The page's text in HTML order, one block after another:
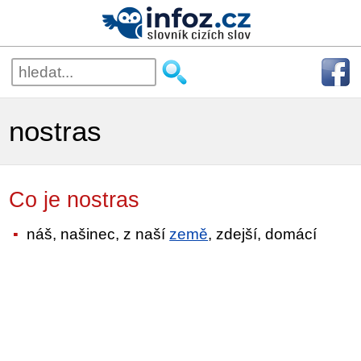
nostras
Co je nostras
náš, našinec, z našízemě, zdejší, domácí